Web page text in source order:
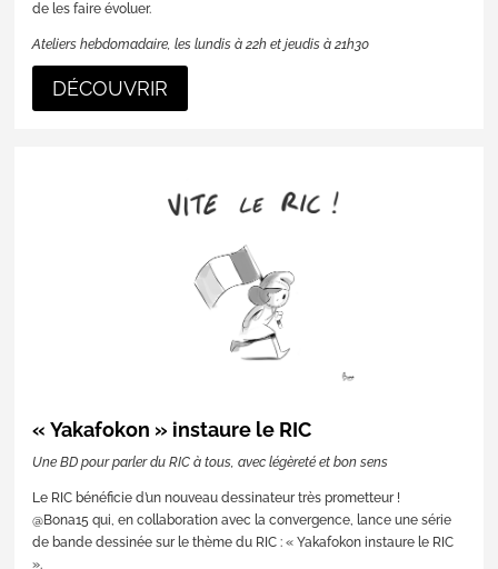
de les faire évoluer.
Ateliers hebdomadaire, les lundis à 22h et jeudis à 21h30
DÉCOUVRIR
« Yakafokon » instaure le RIC
Une BD pour parler du RIC à tous, avec légèreté et bon sens
Le RIC bénéficie d’un nouveau dessinateur très prometteur !
@Bona15 qui, en collaboration avec la convergence, lance une série
de bande dessinée sur le thème du RIC : « Yakafokon instaure le RIC
».